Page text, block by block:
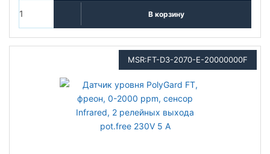
В корзину
MSR:FT-D3-2070-E-20000000F